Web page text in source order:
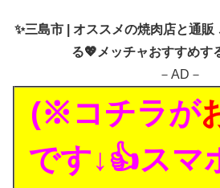
✨三島市 | オススメの焼肉店と通販
る💖メッチャおすすめす
－AD－
(※コチラが
です↓👍スマ